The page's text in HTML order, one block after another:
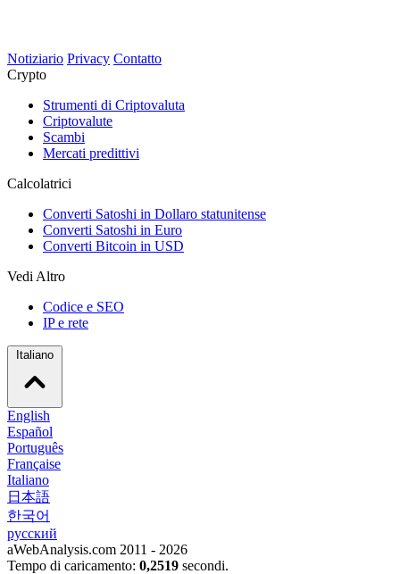
Notiziario Privacy Contatto
Crypto
Strumenti di Criptovaluta
Criptovalute
Scambi
Mercati predittivi
Calcolatrici
Converti Satoshi in Dollaro statunitense
Converti Satoshi in Euro
Converti Bitcoin in USD
Vedi Altro
Codice e SEO
IP e rete
English
Español
Português
Française
Italiano
日本語
한국어
русский
aWebAnalysis.com 2011 - 2026
Tempo di caricamento: 0,2519 secondi.